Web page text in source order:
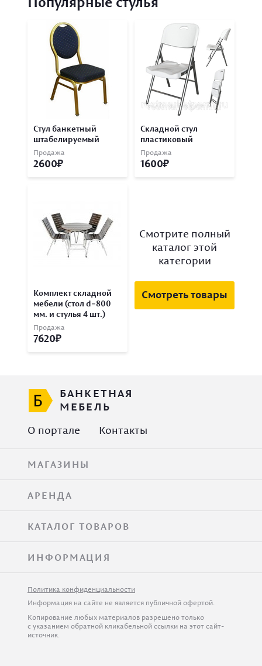
Стул банкетный
штабелируемый
Продажа
2600
Складной стул
пластиковый
Продажа
1600
Комплект складной
мебели (стол d=800
мм. и стулья 4 шт.)
Продажа
7620
Смотрите полный
каталог этой
категории
Смотреть товары
БАНКЕТНАЯ
МЕБЕЛЬ
О портале
Контакты
МАГАЗИНЫ
АРЕНДА
КАТАЛОГ ТОВАРОВ
ИНФОРМАЦИЯ
Политика конфиденциальности
Информация на сайте не является публичной офертой.
Копирование любых материалов разрешено только
с указанием обратной кликабельной ссылки на этот сайт-
источник.